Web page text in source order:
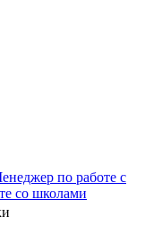
по работе с
со школами